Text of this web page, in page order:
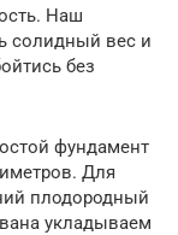
Наш
солидный вес и
без
фундамент
Для
плодородный
укладываем